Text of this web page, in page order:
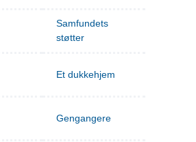
Samfundets
støtter
Et dukkehjem
Gengangere